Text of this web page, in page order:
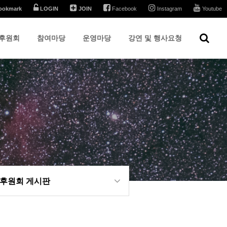
LOGIN JOIN Facebook Instagram Youtube
원회 참여마당 운영마당 강연 및 행사요청
원회 게시판